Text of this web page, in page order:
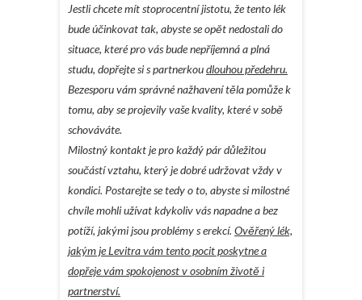
Jestli chcete mít stoprocentní jistotu, že tento lék
bude účinkovat tak, abyste se opět nedostali do
situace, které pro vás bude nepříjemná a plná
studu, dopřejte si s partnerkoudlouhou předehru.
Bezesporu vám správné nažhavení těla pomůže k
tomu, aby se projevily vaše kvality, které v sobě
schováváte.
Milostný kontakt je pro každý pár důležitou
součástí vztahu, který je dobré udržovat vždy v
kondici. Postarejte se tedy o to, abyste si milostné
chvíle mohli užívat kdykoliv vás napadne a bez
potíží, jakými jsou problémy s erekcí. Ověřený lék,
jakým je Levitra vám tento pocit poskytne a
dopřeje vám spokojenost v osobním životě i
partnerství.